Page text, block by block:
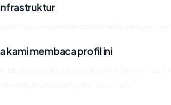
kami membaca profil ini